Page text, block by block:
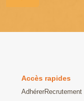
Accès rapides
AdhérerRecrutement